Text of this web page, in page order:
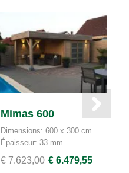
Mimas 600
Dimensions: 600 x 300 cm
Épaisseur: 33 mm
€ 7.623,00 € 6.479,55